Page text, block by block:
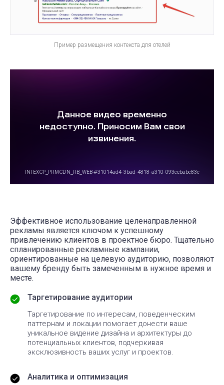
Пример размещения контекста для отелей
Эффективное использование целенаправленной
рекламы является ключом к успешному
привлечению клиентов в проектное бюро. Тщательно
спланированные рекламные кампании,
ориентированные на целевую аудиторию, позволяют
вашему бренду быть замеченным в нужное время и
месте.
Таргетирование аудитории
Таргетирование по интересам, поведенческим
паттернам и локации помогает донести ваше
уникальное видение дизайна и архитектуры до
потенциальных клиентов, подчеркивая
эксклюзивность ваших услуг и проектов.
Аналитика и оптимизация